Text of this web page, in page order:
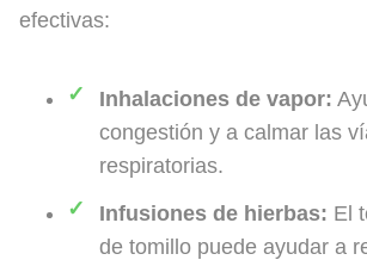
efectivas:
Inhalaciones de vapor:
congestión y a calmar las
respiratorias.
Infusiones de hierbas: El
de tomillo puede ayudar a